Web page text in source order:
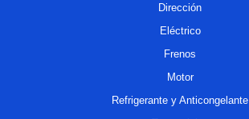
Dirección
Eléctrico
Frenos
Motor
Refrigerante y Anticongelante